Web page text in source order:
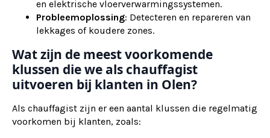
en elektrische vloerverwarmingssystemen.
Probleemoplossing: Detecteren en repareren van
lekkages of koudere zones.
Wat zijn de meest voorkomende
klussen die we als chauffagist
uitvoeren bij klanten in Olen?
Als chauffagist zijn er een aantal klussen die regelmatig
voorkomen bij klanten, zoals: